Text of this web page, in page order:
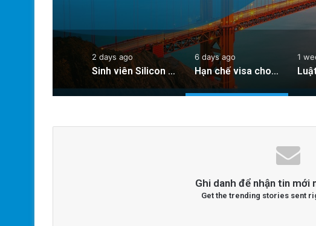
2 days ago
Sinh viên Silicon Valley được hỗ trợ chỗ ở nhờ hợp tác giữa các trường đại học
6 days ago
Hạn chế visa cho sinh viên quốc tế: Thách thức mới cho Silicon Valley
1
Ghi danh để nhận tin mới
Get the trending stories sent